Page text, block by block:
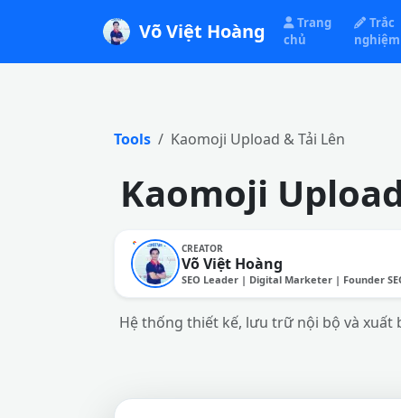
Võ Việt Hoàng
Trang
chủ
Trắc
nghiệm
Tools Kaomoji Upload & Tải Lên
Kaomoji
CREATOR
Võ Việt Hoàng
SEO Leader | Digital Marketer | Founder
Hệ thống thiết kế, lưu trữ nội bộ và xuất